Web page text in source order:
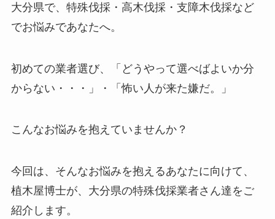
大分県で、特殊伐採・高木伐採・支障木伐採など
でお悩みであなたへ。
初めての業者選び、「どうやって選べばよいか分
からない・・・」・「怖い人が来た嫌だ。」
こんなお悩みを抱えていませんか？
今回は、そんなお悩みを抱えるあなたに向けて、
植木屋博士が、大分県の特殊伐採業者さん達をご
紹介します。